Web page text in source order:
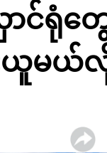
ာင်ရုံတွ
ယူမယ်